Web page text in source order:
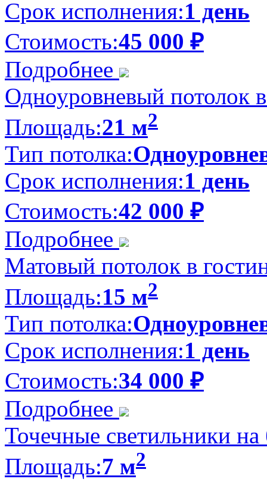
Срок исполнения:1 день
Стоимость:45 000 ₽
Подробнее
Одноуровневый потолок
Площадь:21 м2
Тип потолка:
Срок исполнения:1 день
Стоимость:42 000 ₽
Подробнее
Матовый потолок в
Площадь:15 м2
Тип потолка:
Срок исполнения:1 день
Стоимость:34 000 ₽
Подробнее
Точечные светильники
Площадь:7 м2